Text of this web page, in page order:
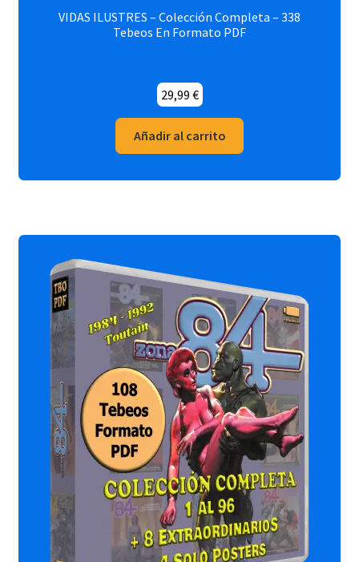
VIDAS ILUSTRES – Colección Completa – 338
Tebeos En Formato PDF
29,99 €
Añadir al carrito